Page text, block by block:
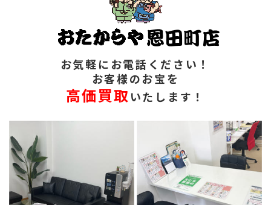
お気軽にお電話ください！
お客様のお宝を
高価買取 いたします！